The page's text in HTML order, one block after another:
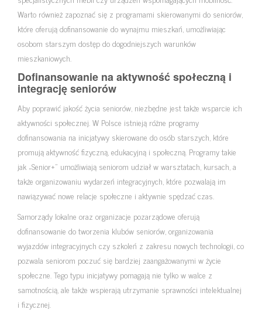
Warto również zapoznać się z programami skierowanymi do seniorów,
które oferują dofinansowanie do wynajmu mieszkań, umożliwiając
osobom starszym dostęp do dogodniejszych warunków
mieszkaniowych.
Dofinansowanie na aktywność społeczną i
integrację seniorów
Aby poprawić jakość życia seniorów, niezbędne jest także wsparcie ich
aktywności społecznej. W Polsce istnieją różne programy
dofinansowania na inicjatywy skierowane do osób starszych, które
promują aktywność fizyczną, edukacyjną i społeczną. Programy takie
jak „Senior+” umożliwiają seniorom udział w warsztatach, kursach, a
także organizowaniu wydarzeń integracyjnych, które pozwalają im
nawiązywać nowe relacje społeczne i aktywnie spędzać czas.
Samorządy lokalne oraz organizacje pozarządowe oferują
dofinansowanie do tworzenia klubów seniorów, organizowania
wyjazdów integracyjnych czy szkoleń z zakresu nowych technologii, co
pozwala seniorom poczuć się bardziej zaangażowanymi w życie
społeczne. Tego typu inicjatywy pomagają nie tylko w walce z
samotnością, ale także wspierają utrzymanie sprawności intelektualnej
i fizycznej.